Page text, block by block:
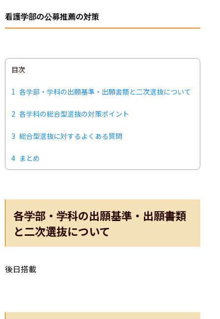
看護学部の公募推薦の対策
目次
1 各学部・学科の出願基準・出願書類と二次選抜について
2 各学科の総合型選抜の対策ポイント
3 総合型選抜に対するよくある質問
4 まとめ
各学部・学科の出願基準・出願書類
と二次選抜について
後日搭載